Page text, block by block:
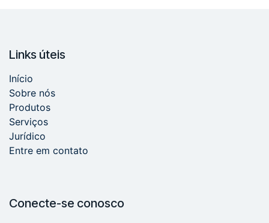
Links úteis
Início
Sobre nós
Produtos
Serviços
Jurídico
Entre em contato
Conecte-se conosco